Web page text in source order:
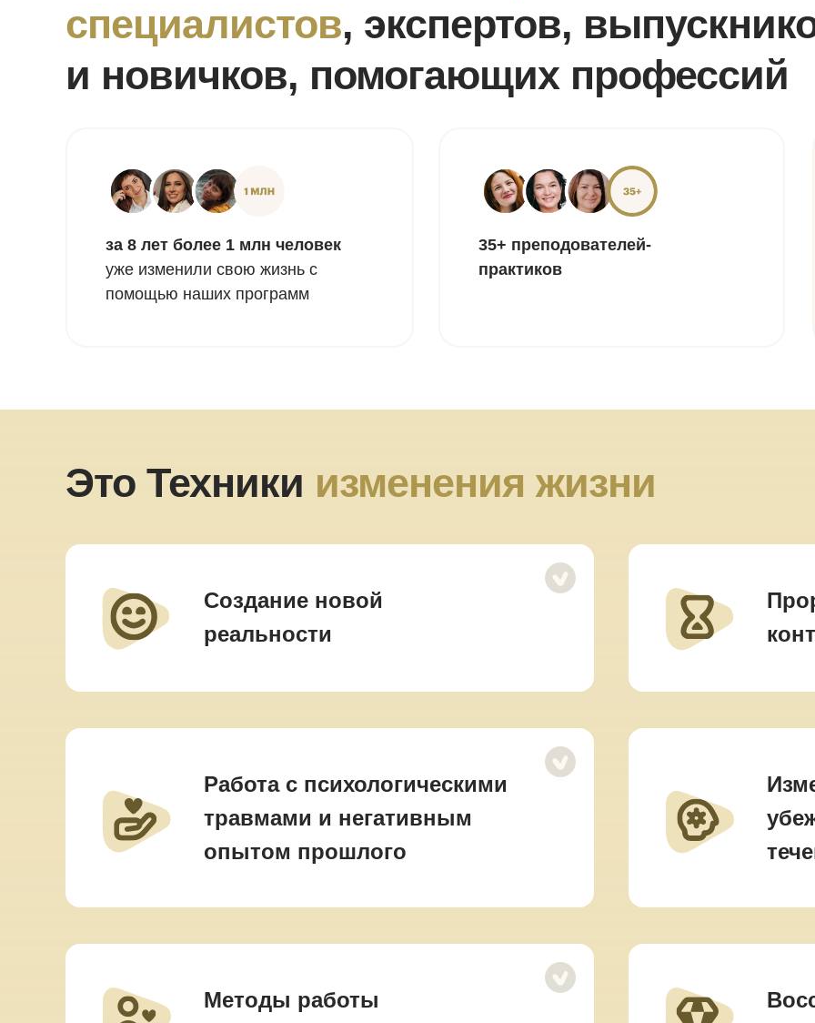
за 8 лет более 1 млн человек
уже изменили свою жизнь с
помощью наших программ
35+ преподователей-
практиков
специалистов, экспертов,
и новичков, помогающих профессий
Создание новой
реальности
Работа с психологическими
травмами и негативным
опытом прошлого
Методы работы
Это Техники изменения жизни